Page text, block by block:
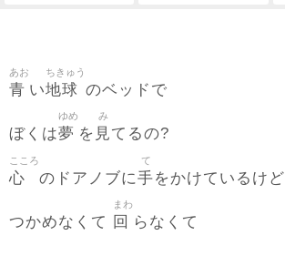
青
あお
い地球
ちきゅう
のベッドで
ぼくは夢
ゆめ
を 見
み
てるの?
心
こころ
のドアノブに手
て
をかけているけど
つかめなくて 回
まわ
らなくて